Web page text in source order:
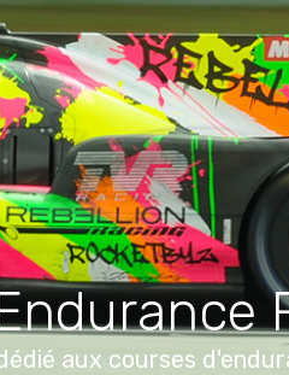
aux courses